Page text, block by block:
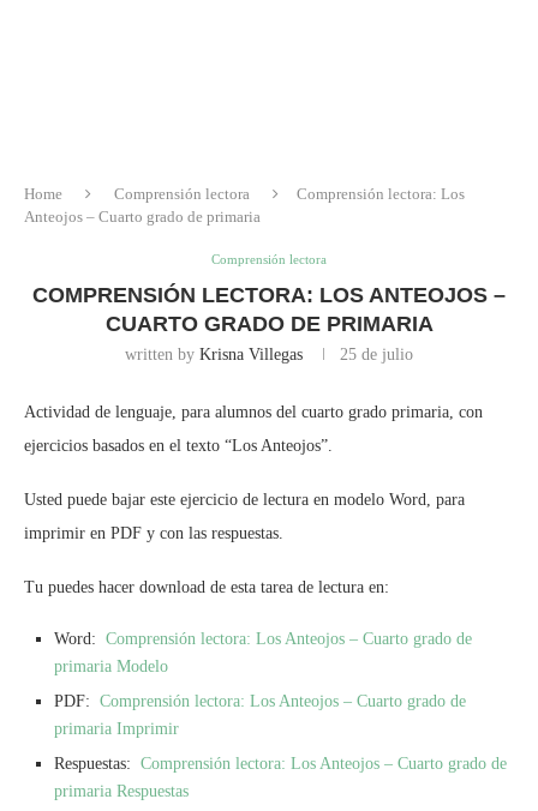
Home Comprensión lectora
Comprensión lectora: Los
Anteojos – Cuarto grado de primaria
Comprensión lectora
COMPRENSIÓN LECTORA: LOS ANTEOJOS –
CUARTO GRADO DE PRIMARIA
written by Krisna Villegas 25 de julio
Actividad de lenguaje, para alumnos del cuarto grado primaria, con
ejercicios basados en el texto “Los Anteojos”.
Usted puede bajar este ejercicio de lectura en modelo Word, para
imprimir en PDF y con las respuestas.
Tu puedes hacer download de esta tarea de lectura en:
Word: Comprensión lectora: Los Anteojos – Cuarto grado de
primaria Modelo
PDF: Comprensión lectora: Los Anteojos – Cuarto grado de
primaria Imprimir
Respuestas: Comprensión lectora: Los Anteojos – Cuarto grado de
primaria Respuestas